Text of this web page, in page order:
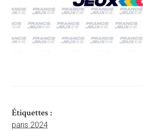
Étiquettes :
paris 2024